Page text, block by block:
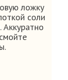
ложку
соли